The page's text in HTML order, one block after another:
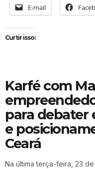
E-mail
Curtir isso:
Karfé com
para debater
e
Ceará
Na última terça-feira, 23